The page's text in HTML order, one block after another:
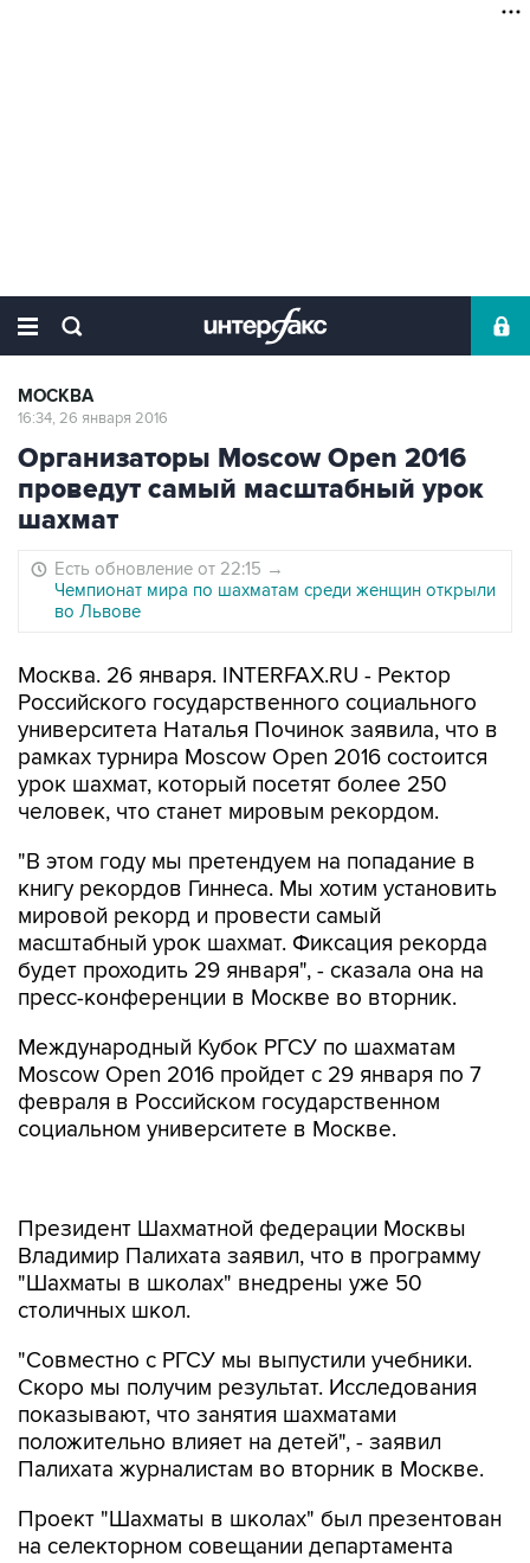
МОСКВА
16:34, 26 января 2016
Организаторы Moscow Open 2016
проведут самый масштабный урок
шахмат
Есть обновление от 22:15 →
Чемпионат мира по шахматам среди женщин открыли
во Львове
Москва. 26 января. INTERFAX.RU - Ректор
Российского государственного социального
университета Наталья Починок заявила, что в
рамках турнира Moscow Open 2016 состоится
урок шахмат, который посетят более 250
человек, что станет мировым рекордом.
"В этом году мы претендуем на попадание в
книгу рекордов Гиннеса. Мы хотим установить
мировой рекорд и провести самый
масштабный урок шахмат. Фиксация рекорда
будет проходить 29 января", - сказала она на
пресс-конференции в Москве во вторник.
Международный Кубок РГСУ по шахматам
Moscow Open 2016 пройдет с 29 января по 7
февраля в Российском государственном
социальном университете в Москве.
"Шахматы в школах" внедрены уже 50
столичных школ.
"Совместно с РГСУ мы выпустили учебники.
показывают, что занятия шахматами
положительно влияет на детей", - заявил
Палихата журналистам во вторник в Москве.
Проект "Шахматы в школах" был презентован
образования Москвы в начале сентября 2015
года. Для проекта разработаны методические